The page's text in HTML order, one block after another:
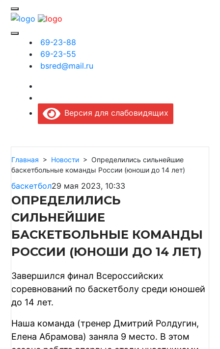
69-23-88
69-23-55
bsred@mail.ru
Версия для слабовидящих
Главная > Новости >Определились сильнейшие
баскетбольные команды России (юноши до 14 лет)
баскетбол29 мая 2023, 10:33
ОПРЕДЕЛИЛИСЬ
СИЛЬНЕЙШИЕ
БАСКЕТБОЛЬНЫЕ КОМАНДЫ
РОССИИ (ЮНОШИ ДО 14 ЛЕТ)
Завершился финал Всероссийских
соревнований по баскетболу среди юношей
до 14 лет.
Наша команда (тренер Дмитрий Ролдугин,
Елена Абрамова) заняла 9 место. В этом